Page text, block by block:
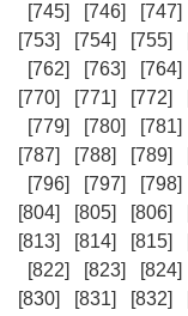
[745]
[746] [747]
[753]
[754] [755]
[762]
[763] [764]
[770]
[771] [772]
[779]
[780] [781]
[787]
[788] [789]
[796]
[797] [798]
[804]
[805] [806]
[813]
[814] [815]
[822]
[823] [824]
[830]
[831] [832]